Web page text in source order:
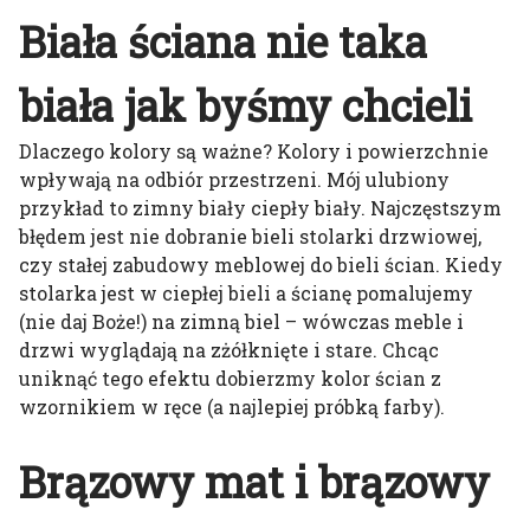
Biała ściana nie taka
biała jak byśmy chcieli
Dlaczego kolory są ważne? Kolory i powierzchnie
wpływają na odbiór przestrzeni. Mój ulubiony
przykład to zimny biały ciepły biały. Najczęstszym
błędem jest nie dobranie bieli stolarki drzwiowej,
czy stałej zabudowy meblowej do bieli ścian. Kiedy
stolarka jest w ciepłej bieli a ścianę pomalujemy
(nie daj Boże!) na zimną biel – wówczas meble i
drzwi wyglądają na zżółknięte i stare. Chcąc
uniknąć tego efektu dobierzmy kolor ścian z
wzornikiem w ręce (a najlepiej próbką farby).
Brązowy mat i brązowy